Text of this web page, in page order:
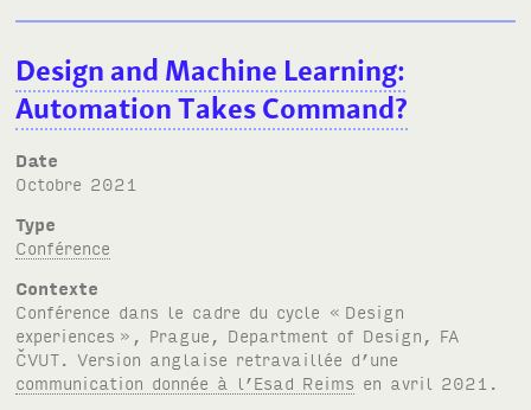
Design and Machine Learning:
Automation Takes Command?
Date
octobre 2021
Type
Conférence
Contexte
Conférence dans le cadre du cycle « Design
experiences », Prague, Department of Design, FA
ČVUT. Version anglaise retravaillée d’une
communication donnée à l’Esad Reims en avril 2021.